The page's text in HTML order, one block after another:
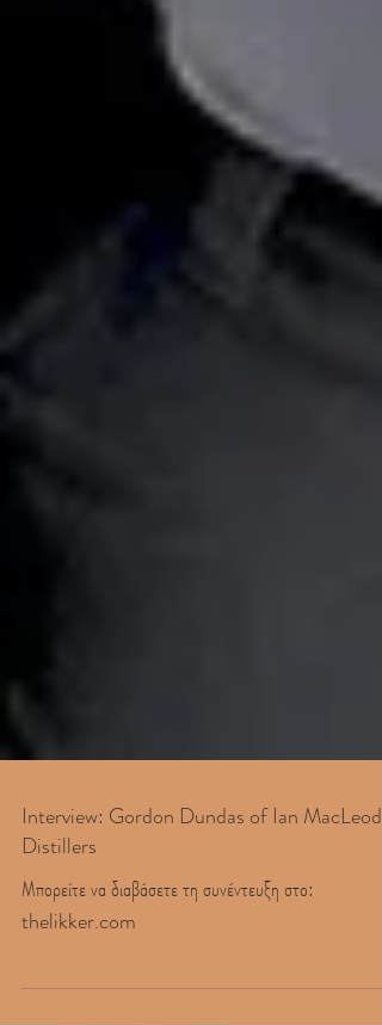
Interview: Gordon Dundas of Ian MacLeod
Distillers
thelikker.com